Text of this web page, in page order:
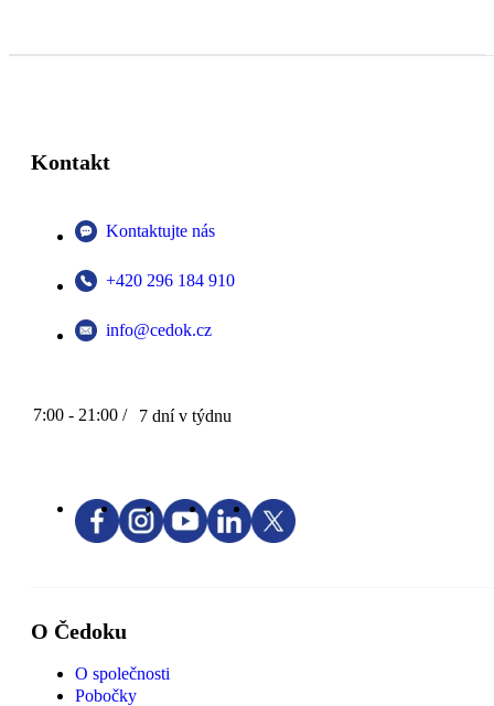
Kontakt
Kontaktujte nás
+420 296 184 910
info@cedok.cz
7:00 - 21:00 / 7 dní v týdnu
O Čedoku
O společnosti
Pobočky